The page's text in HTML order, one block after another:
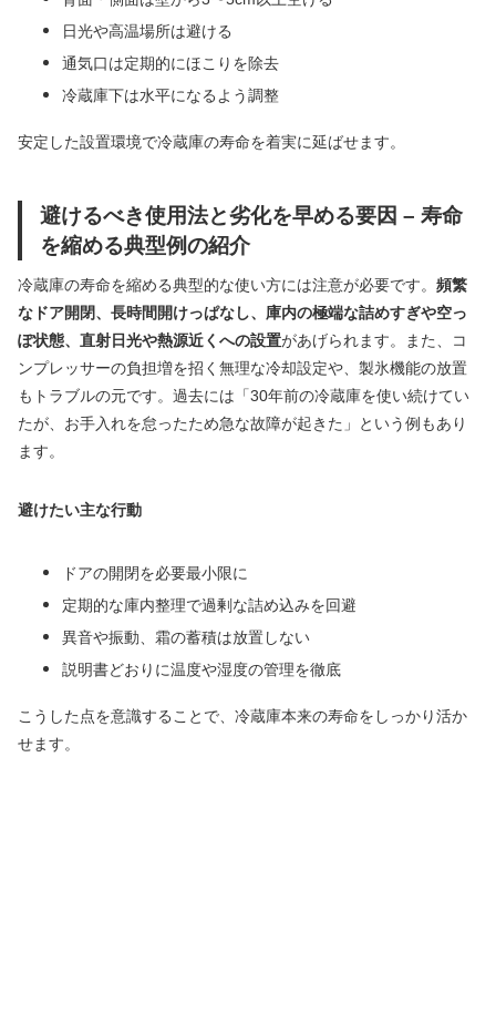
日光や高温場所は避ける
通気口は定期的にほこりを除去
冷蔵庫下は水平になるよう調整
安定した設置環境で冷蔵庫の寿命を着実に延ばせます。
避けるべき使用法と劣化を早める要因 – 寿命
を縮める典型例の紹介
冷蔵庫の寿命を縮める典型的な使い方には注意が必要です。 頻繁
なドア開閉、長時間開けっぱなし、庫内の極端な詰めすぎや空っ
ぽ状態、直射日光や熱源近くへの設置があげられます。また、コ
ンプレッサーの負担増を招く無理な冷却設定や、製氷機能の放置
もトラブルの元です。過去には「30年前の冷蔵庫を使い続けてい
たが、お手入れを怠ったため急な故障が起きた」という例もあり
ます。
避けたい主な行動
ドアの開閉を必要最小限に
定期的な庫内整理で過剰な詰め込みを回避
異音や振動、霜の蓄積は放置しない
説明書どおりに温度や湿度の管理を徹底
こうした点を意識することで、冷蔵庫本来の寿命をしっかり活か
せます。